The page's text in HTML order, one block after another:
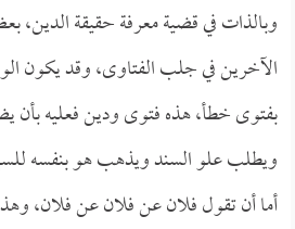
وبالذات في قضية معرفة حقيقة الدين،
الآخرين في جلب الفتاوى، وقد يكون
بفتوى خطأ، هذه فتوى ودين فعليه بأن
ويطلب علو السند ويذهب هو بنفسه
أما أن تقول فلان عن فلان عن فلان،